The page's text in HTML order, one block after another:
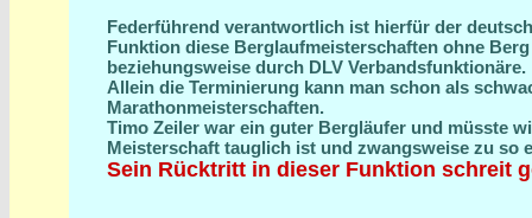
Federführend verantwortlich ist hierfür der
Funktion diese Berglaufmeisterschaften ohne
beziehungsweise durch DLV Verbandsfunktionäre.
Allein die Terminierung kann man schon als
Marathonmeisterschaften.
Timo Zeiler war ein guter Bergläufer und müsste
Meisterschaft tauglich ist und zwangsweise zu so
Sein Rücktritt in dieser Funktion schreit